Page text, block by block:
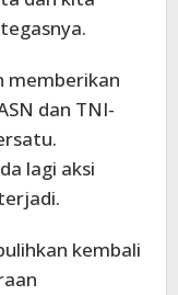
memberikan
dan TNI-
lagi aksi
kembali